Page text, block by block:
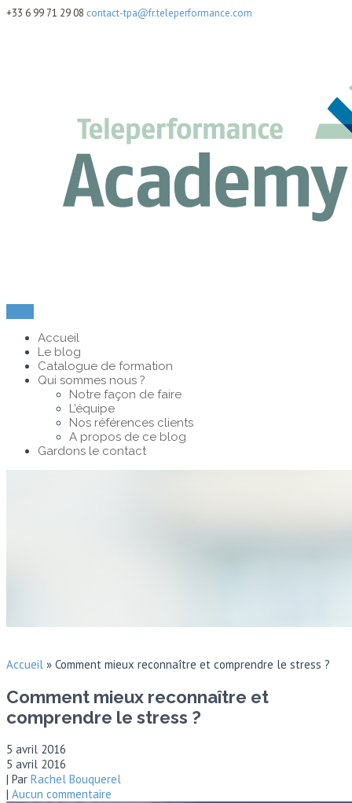
+33 6 99 71 29 08 contact-tpa@fr.teleperformance.com
Accueil
Le blog
Catalogue de formation
Qui sommes nous ?
Notre façon de faire
L’équipe
Nos références clients
A propos de ce blog
Gardons le contact
Accueil » Comment mieux reconnaître et comprendre le stress ?
Comment mieux reconnaître et
comprendre le stress ?
5 avril 2016
5 avril 2016
| Par Rachel Bouquerel
| Aucun commentaire